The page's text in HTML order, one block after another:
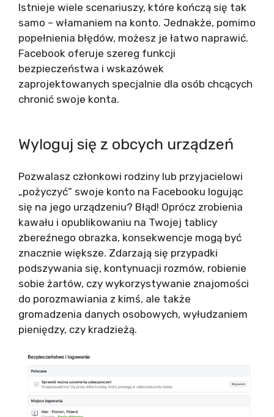
Istnieje wiele scenariuszy, które kończą się tak
samo – włamaniem na konto. Jednakże, pomimo
popełnienia błędów, możesz je łatwo naprawić.
Facebook oferuje szereg funkcji
bezpieczeństwa i wskazówek
zaprojektowanych specjalnie dla osób chcących
chronić swoje konta.
Wyloguj się z obcych urządzeń
Pozwalasz członkowi rodziny lub przyjacielowi
„pożyczyć” swoje konto na Facebooku logując
się na jego urządzeniu? Błąd! Oprócz zrobienia
kawału i opublikowaniu na Twojej tablicy
zbereźnego obrazka, konsekwencje mogą być
znacznie większe. Zdarzają się przypadki
podszywania się, kontynuacji rozmów, robienie
sobie żartów, czy wykorzystywanie znajomości
do porozmawiania z kimś, ale także
gromadzenia danych osobowych, wyłudzaniem
pieniędzy, czy kradzieżą.